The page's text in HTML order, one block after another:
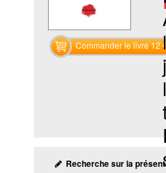
Commander le livre 12
Recherche sur la